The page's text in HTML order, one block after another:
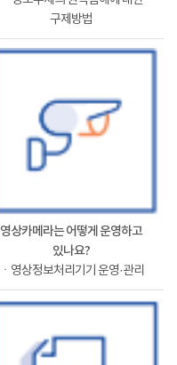
구제방법
영상카메라는 어떻게 운영하고
있나요?
ㆍ영상정보처리기기 운영·관리